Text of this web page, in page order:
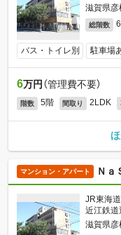
滋賀県彦
総階数
バス・トイレ別 駐車場
6万円 （管理費不要）
階数 5階 間取り 2LDK
マンション・アパート Ｎａ
JR東海
近江鉄道
滋賀県彦